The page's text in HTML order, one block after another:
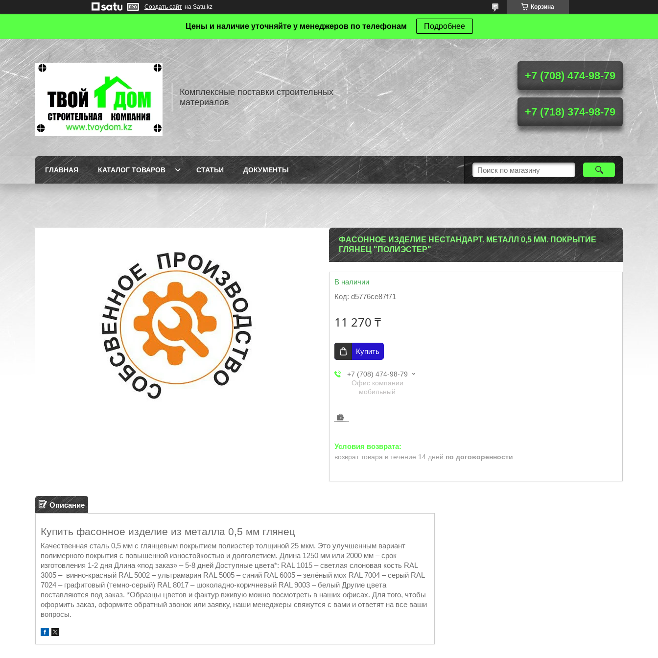
Создать сайт на Satu.kz Корзина
Цены и наличие уточняйте у менеджеров по телефонам Подробнее
Комплексные поставки строительных
материалов
+7 (708) 474-98-79
+7 (718) 374-98-79
ГЛАВНАЯ КАТАЛОГ ТОВАРОВ СТАТЬИ ДОКУМЕНТЫ
ФАСОННОЕ ИЗДЕЛИЕ НЕСТАНДАРТ. МЕТАЛЛ 0,5 ММ. ПОКРЫТИЕ
ГЛЯНЕЦ "ПОЛИЭСТЕР"
В наличии
Код: d5776ce87f71
11 270 ₸
Купить
+7 (708) 474-98-79
Офис компании
мобильный
возврат товара в течение 14 дней по договоренности
Описание
Купить фасонное изделие из металла 0,5 мм глянец
Качественная сталь 0,5 мм с глянцевым покрытием полиэстер толщиной 25 мкм. Это улучшенным вариант
полимерного покрытия с повышенной изностойкостью и долголетием. Длина 1250 мм или 2000 мм – срок
изготовления 1-2 дня Длина «под заказ» – 5-8 дней Доступные цвета*: RAL 1015 – светлая слоновая кость RAL
3005 – винно-красный RAL 5002 – ультрамарин RAL 5005 – синий RAL 6005 – зелёный мох RAL 7004 – серый RAL
7024 – графитовый (темно-серый) RAL 8017 – шоколадно-коричневый RAL 9003 – белый Другие цвета
поставляются под заказ. *Образцы цветов и фактур вживую можно посмотреть в наших офисах. Для того, чтобы
оформить заказ, оформите обратный звонок или заявку, наши менеджеры свяжутся с вами и ответят на все ваши
вопросы.